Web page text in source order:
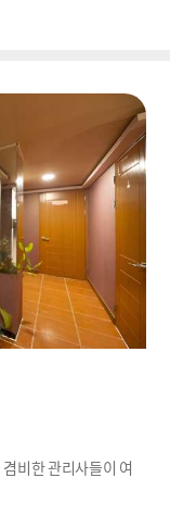
비한 관리사들이 여